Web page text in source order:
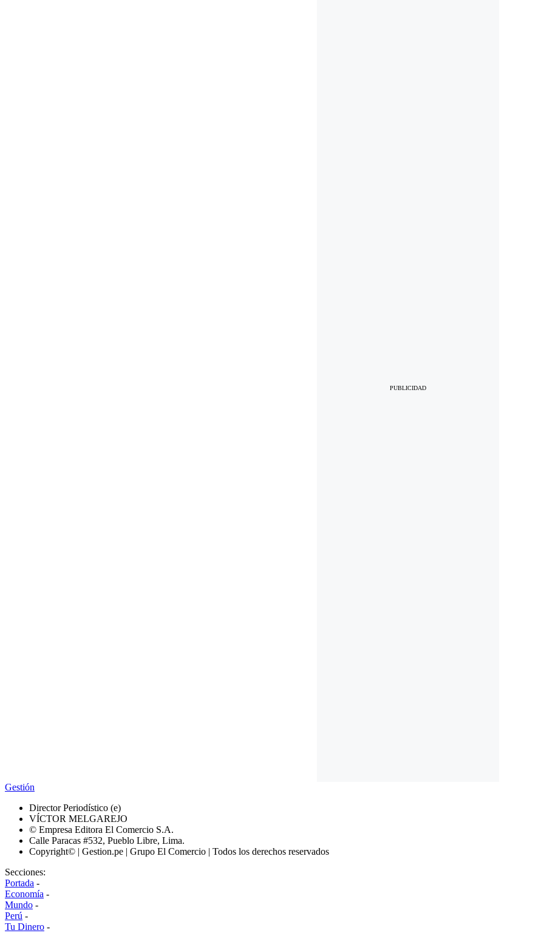
Gestión
Director Periodístico (e)
VÍCTOR MELGAREJO
© Empresa Editora El Comercio S.A.
Calle Paracas #532, Pueblo Libre, Lima.
Copyright© | Gestion.pe | Grupo El Comercio | Todos los derechos reservados
Secciones:
Portada -
Economía -
Mundo -
Perú -
Tu Dinero -